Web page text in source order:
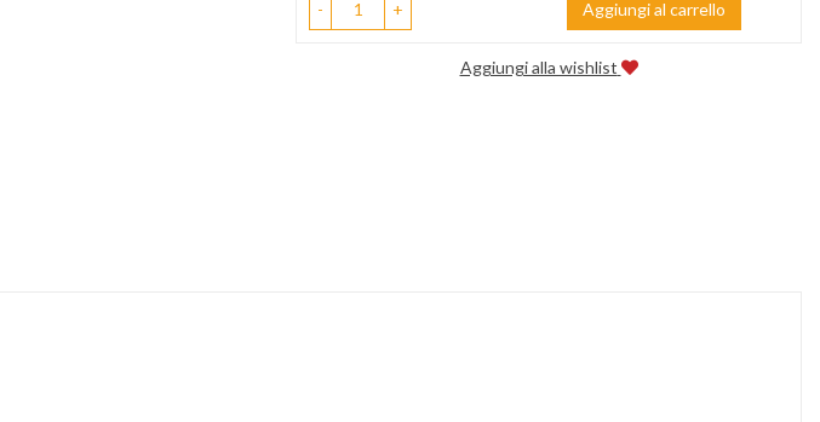
- + Aggiungi al carrello
Aggiungi alla wishlist